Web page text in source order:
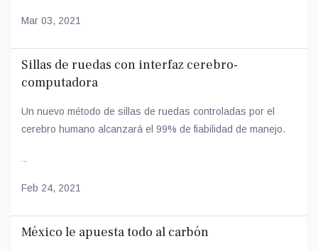
Mar 03, 2021
Sillas de ruedas con interfaz cerebro-
computadora
Un nuevo método de sillas de ruedas controladas por el
cerebro humano alcanzará el 99% de fiabilidad de manejo.
...
Feb 24, 2021
México le apuesta todo al carbón